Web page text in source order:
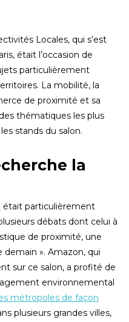
Locales, qui s’est
était l’occasion de
particulièrement
La mobilité, la
de proximité et sa
thématiques les plus
stands du salon.
la
était particulièrement
débats dont celui à
de proximité, une
demain ». Amazon, qui
sur ce salon, a profité de
environnemental
métropoles de façon
plusieurs grandes villes,